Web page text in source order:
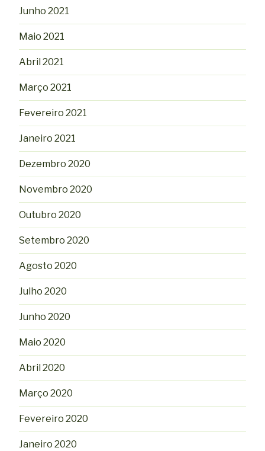
Junho 2021
Maio 2021
Abril 2021
Março 2021
Fevereiro 2021
Janeiro 2021
Dezembro 2020
Novembro 2020
Outubro 2020
Setembro 2020
Agosto 2020
Julho 2020
Junho 2020
Maio 2020
Abril 2020
Março 2020
Fevereiro 2020
Janeiro 2020